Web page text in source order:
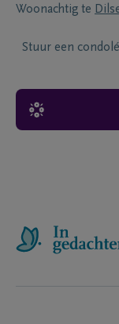
Woonachtig te
Stuur een